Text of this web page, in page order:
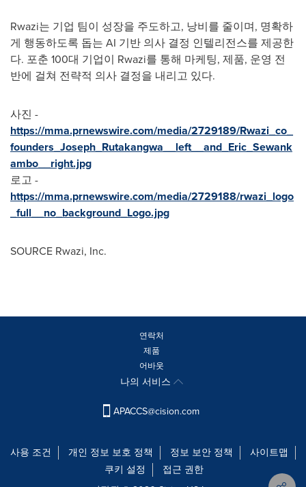
Rwazi는 기업 팀이 성장을 주도하고, 낭비를 줄이며, 명확하
게 행동하도록 돕는 AI 기반 의사 결정 인텔리전스를 제공한
다. 포춘 100대 기업이 Rwazi를 통해 마케팅, 제품, 운영 전
반에 걸쳐 전략적 의사 결정을 내리고 있다.
사진 -
https://mma.prnewswire.com/media/2729189/Rwazi_co_
founders_Joseph_Rutakangwa__left__and_Eric_Sewank
ambo__right.jpg
로고 -
https://mma.prnewswire.com/media/2729188/rwazi_logo
_full__no_background_Logo.jpg
SOURCE Rwazi, Inc.
연락처
제품
어바웃
나의 서비스
APACCS@cision.com
사용 조건 개인 정보 보호 정책 정보 보안 정책
사이트맵
쿠키 설정
접근 권한